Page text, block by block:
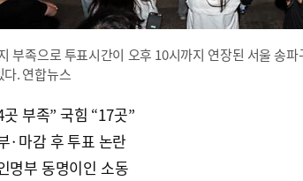
부족으로 투표시간이 오후 10시까지 연장된 서울 송
다. 연합뉴스
부족” 국힘 “17곳”
·마감 후 투표 논란
명부 동명이인 소동